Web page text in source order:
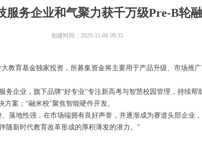
服务企业和气聚力获千万级Pre-B轮
教育基金独家投资，所募集资金将主要用于产品升级、市场推
企业，旗下品牌“好专业”专注新高考与智慧校园管理，持续帮
案；“融米校”聚焦智能硬件开发。
落地性强，在市场端拥有良好声誉，并逐渐成为赛道头部企业
随新时代教育改革形成的厚积薄发的潜力。”
创建时间： 2020-11-06 09:35